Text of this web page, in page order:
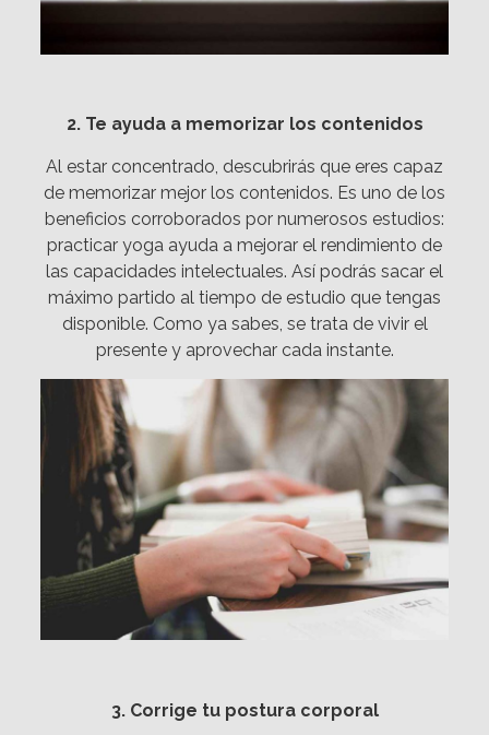
2. Te ayuda a memorizar los contenidos
Al estar concentrado, descubrirás que eres capaz
de memorizar mejor los contenidos. Es uno de los
beneficios corroborados por numerosos estudios:
practicar yoga ayuda a mejorar el rendimiento de
las capacidades intelectuales. Así podrás sacar el
máximo partido al tiempo de estudio que tengas
disponible. Como ya sabes, se trata de vivir el
presente y aprovechar cada instante.
3. Corrige tu postura corporal